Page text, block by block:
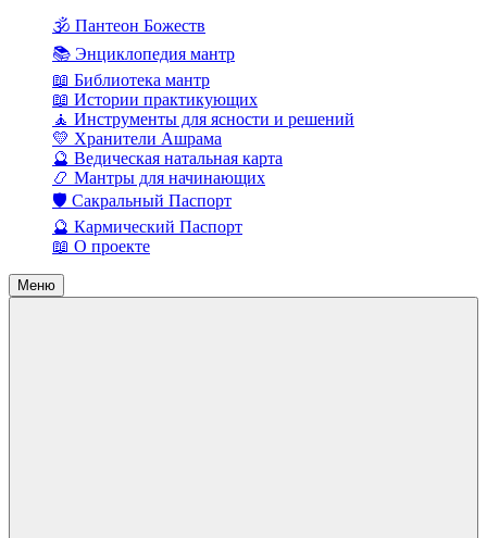
🕉️ Пантеон Божеств
📚 Энциклопедия мантр
📖 Библиотека мантр
📖 Истории практикующих
🧘 Инструменты для ясности и решений
💛 Хранители Ашрама
🔮 Ведическая натальная карта
📿 Мантры для начинающих
🛡️ Сакральный Паспорт
🔮 Кармический Паспорт
📖 О проекте
Меню